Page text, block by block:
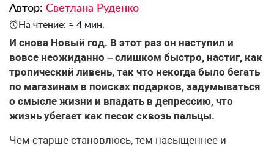
Автор: Светлана Руденко
На чтение: ≈ 4 мин.
И снова Новый год. В этот раз он наступил и
вовсе неожиданно – слишком быстро, настиг, как
тропический ливень, так что некогда было бегать
по магазинам в поисках подарков, задумываться
о смысле жизни и впадать в депрессию, что
жизнь убегает как песок сквозь пальцы.
Чем старше становлюсь, тем насыщеннее и